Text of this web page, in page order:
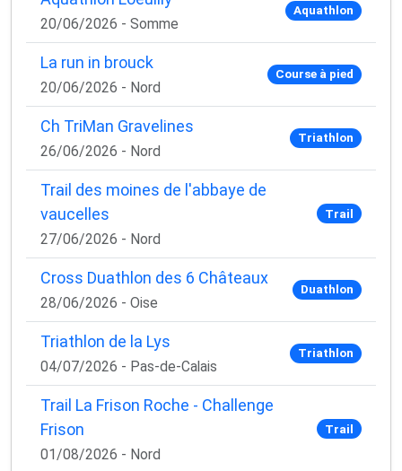
20/06/2026 - Somme
Aquathlon
La run in brouck
20/06/2026 - Nord
Course à pied
Ch TriMan Gravelines
26/06/2026 - Nord
Triathlon
Trail des moines de l'abbaye de
vaucelles
27/06/2026 - Nord
Trail
Cross Duathlon des 6 Châteaux
28/06/2026 - Oise
Duathlon
Triathlon de la Lys
04/07/2026 - Pas-de-Calais
Triathlon
Trail La Frison Roche - Challenge
Frison
01/08/2026 - Nord
Trail